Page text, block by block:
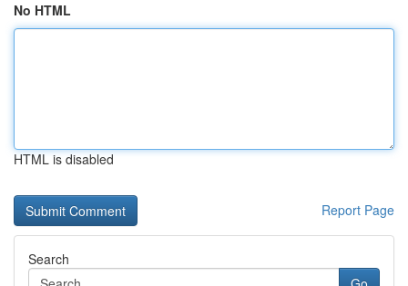
No HTML
HTML is disabled
Report Page
Search